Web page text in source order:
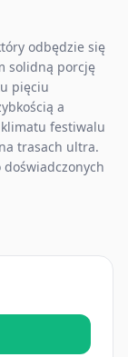
odbędzie się
solidną porcję
pięciu
a
klimatu festiwalu
trasach ultra.